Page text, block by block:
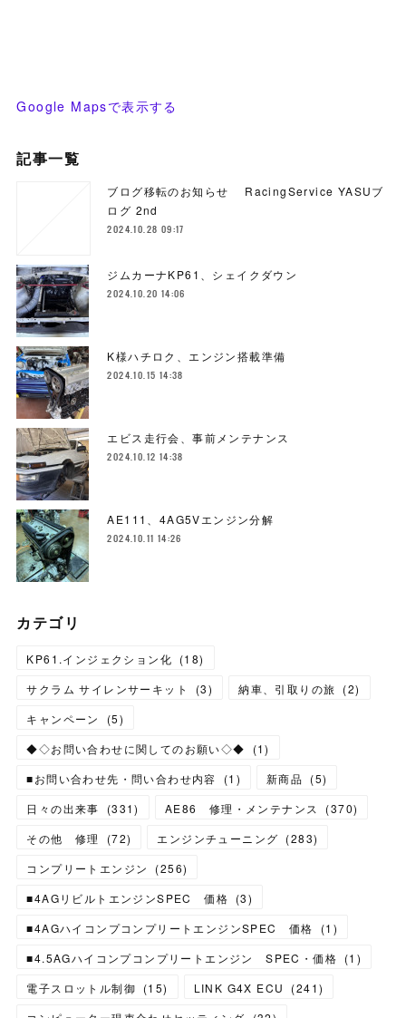
Google Mapsで表示する
記事一覧
ブログ移転のお知らせ RacingService YASUブ
ログ 2nd
2024.10.28 09:17
ジムカーナKP61、シェイクダウン
2024.10.20 14:06
K様ハチロク、エンジン搭載準備
2024.10.15 14:38
エビス走行会、事前メンテナンス
2024.10.12 14:38
AE111、4AG5Vエンジン分解
2024.10.11 14:26
カテゴリ
KP61.インジェクション化 (18)
サクラム サイレンサーキット
(3) 納車、引取りの旅 (2)
キャンペーン
(5)
◆◇お問い合わせに関してのお願い◇◆
(1)
■お問い合わせ先・問い合わせ内容
(1 ) 新商品 (5)
日々の出来事
(331) AE86 修理・メンテナンス (370)
その他 修理
(72) エンジンチューニング (283)
コンプリートエンジン
(256)
■4AGリビルトエンジンSPEC 価格 (3)
■4AGハイコンプコンプリートエンジンSPEC 価格
(1 )
■4.5AGハイコンプコンプリートエンジン SPEC・価格 (1 )
電子スロットル制御 (15) LINK G4X ECU (241)